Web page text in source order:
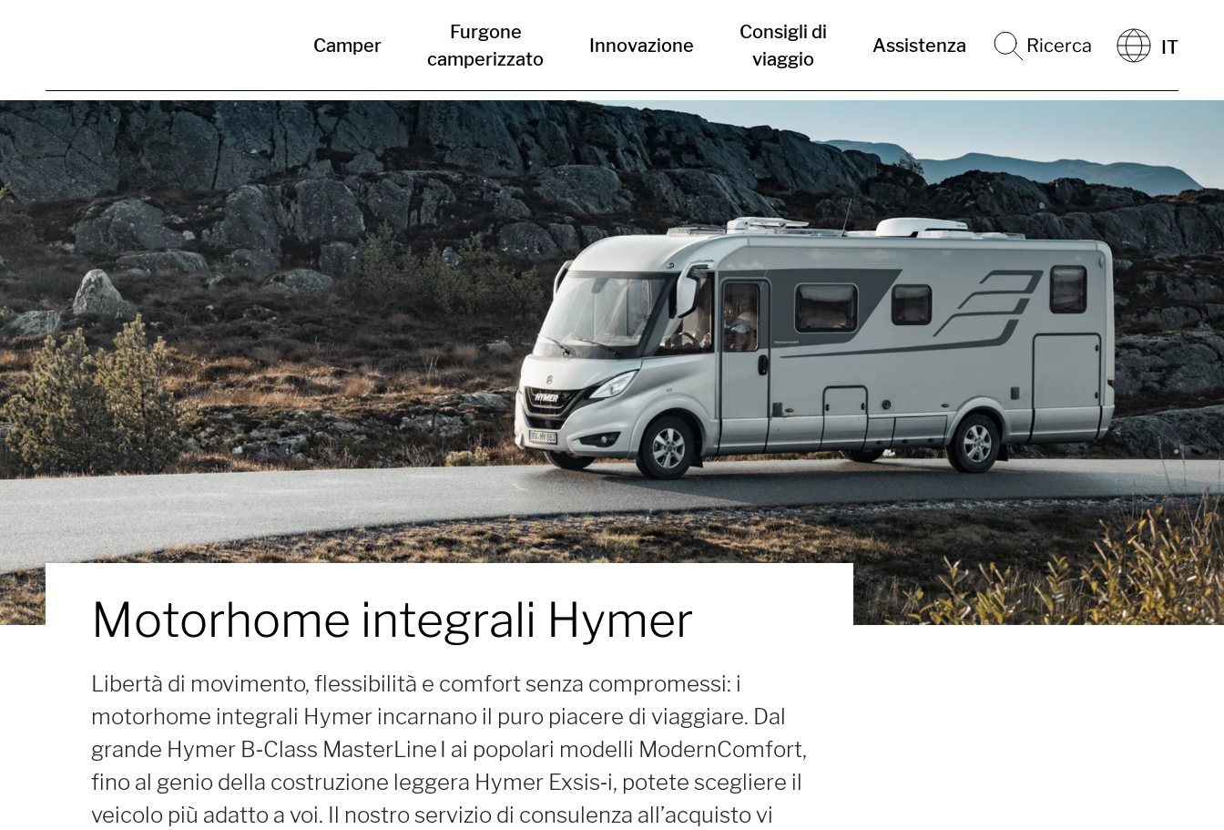
Camper
Furgone
camperizzato
Innovazione
Consigli di
viaggio
Assistenza Ricerca IT
Motorhome integrali Hymer
Libertà di movimento, flessibilità e comfort senza compromessi: i
motorhome integrali Hymer incarnano il puro piacere di viaggiare. Dal
grande Hymer B‑Class MasterLine I ai popolari modelli ModernComfort,
fino al genio della costruzione leggera Hymer Exsis‑i, potete scegliere il
veicolo più adatto a voi. Il nostro servizio di consulenza all’acquisto vi